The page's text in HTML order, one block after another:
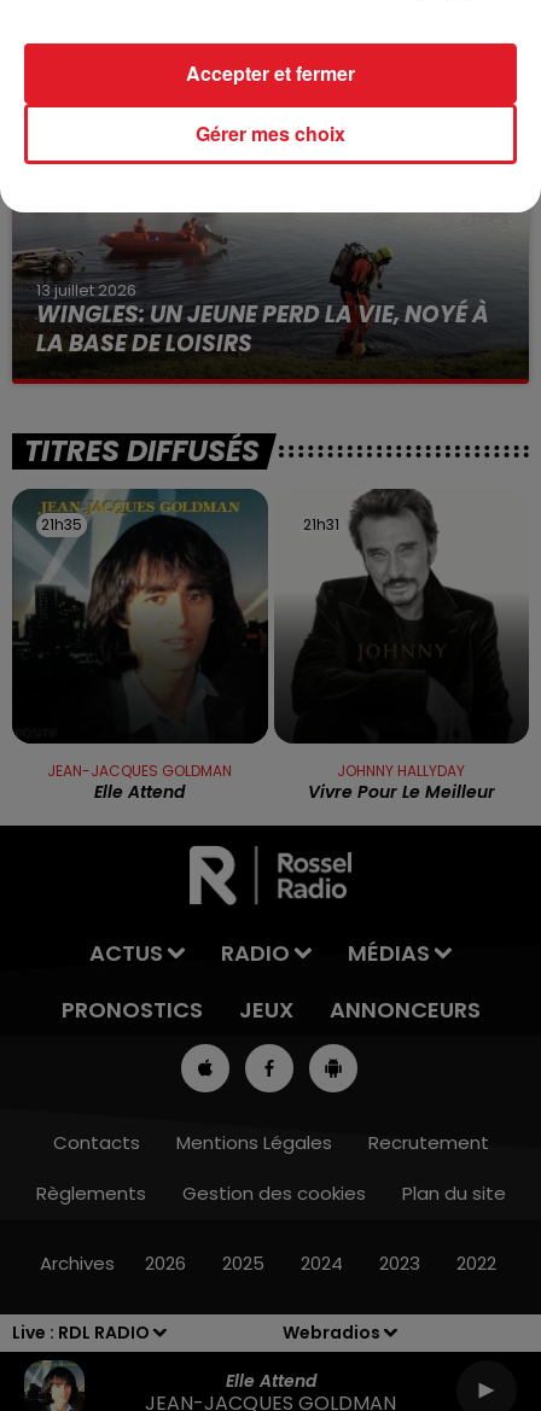
Live : RDL RADIO
Webradios
Elle Attend
JEAN-JACQUES GOLDMAN
13h00 - 16h00
VOLONTAIRE EN COURS, APRÈS LA...
Selon les premiers éléments, le logement servait
13 juillet 2026
WINGLES: UN JEUNE PERD LA VIE, NOYÉ À
LA BASE DE LOISIRS
La victime a coulé à pic
TITRES DIFFUSÉS
21h35
21h35
JEAN-JACQUES GOLDMAN
Elle Attend
21h31
21h31
JOHNNY HALLYDAY
Vivre Pour Le Meilleur
ACTUS RADIO
MÉDIAS
PRONOSTICS
JEUX ANNONCEURS
Contacts Mentions Légales
Recrutement
Règlements
Gestion des cookies Plan du site
Archives 2026 2025 2024 2023 2022
Gérer mes choix
Accepter et fermer